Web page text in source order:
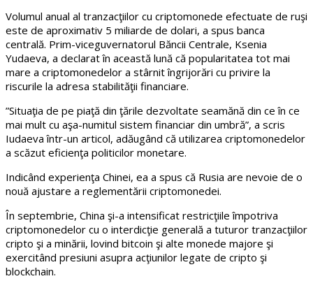
Volumul anual al tranzacţiilor cu criptomonede efectuate de ruşi
este de aproximativ 5 miliarde de dolari, a spus banca
centrală. Prim-viceguvernatorul Băncii Centrale, Ksenia
Yudaeva, a declarat în această lună că popularitatea tot mai
mare a criptomonedelor a stârnit îngrijorări cu privire la
riscurile la adresa stabilităţii financiare.
”Situaţia de pe piaţă din ţările dezvoltate seamănă din ce în ce
mai mult cu aşa-numitul sistem financiar din umbră”, a scris
Iudaeva într-un articol, adăugând că utilizarea criptomonedelor
a scăzut eficienţa politicilor monetare.
Indicând experienţa Chinei, ea a spus că Rusia are nevoie de o
nouă ajustare a reglementării criptomonedei.
În septembrie, China şi-a intensificat restricţiile împotriva
criptomonedelor cu o interdicţie generală a tuturor tranzacţiilor
cripto şi a minării, lovind bitcoin şi alte monede majore şi
exercitând presiuni asupra acţiunilor legate de cripto şi
blockchain.